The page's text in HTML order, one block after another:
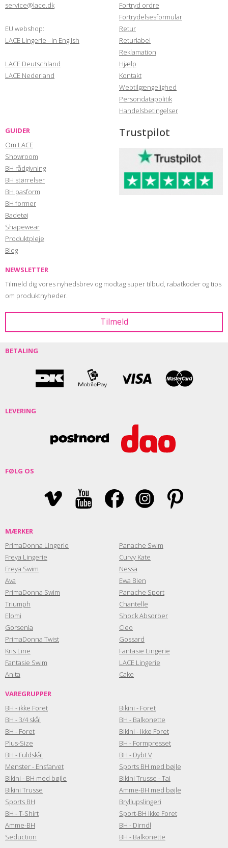
service@lace.dk
EU webshop:
LACE Lingerie - in English
LACE Deutschland
LACE Nederland
Fortryd ordre
Fortrydelsesformular
Retur
Returlabel
Reklamation
Hjælp
Kontakt
Webtilgængelighed
Persondatapolitik
Handelsbetingelser
GUIDER
Om LACE
Showroom
BH rådgivning
BH størrelser
BH pasform
BH former
Badetøj
Shapewear
Produktpleje
Blog
Trustpilot
NEWSLETTER
Tilmeld dig vores nyhedsbrev og modtag super tilbud, rabatkoder og tips
om produktnyheder.
BETALING
LEVERING
FØLG OS
MÆRKER
PrimaDonna Lingerie
Freya Lingerie
Freya Swim
Ava
PrimaDonna Swim
Triumph
Elomi
Gorsenia
PrimaDonna Twist
Kris Line
Fantasie Swim
Anita
Panache Swim
Curvy Kate
Nessa
Ewa Bien
Panache Sport
Chantelle
Shock Absorber
Cleo
Gossard
Fantasie Lingerie
LACE Lingerie
Cake
VAREGRUPPER
BH - ikke Foret
BH - 3/4 skål
BH - Foret
Plus-Size
BH - Fuldskål
Mønster - Ensfarvet
Bikini - BH med bøjle
Bikini Trusse
Sports BH
BH - T-Shirt
Amme-BH
Seduction
Bikini - Foret
BH - Balkonette
Bikini - ikke Foret
BH - Formpresset
BH - Dybt V
Sports BH med bøjle
Bikini Trusse - Tai
Amme-BH med bøjle
Bryllupslingeri
Sport-BH Ikke Foret
BH - Dirndl
BH - Balkonette